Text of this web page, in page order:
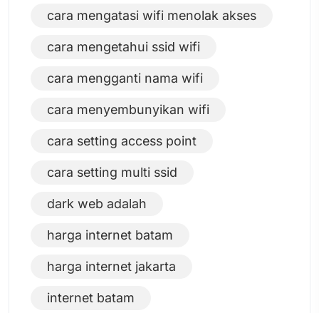
cara mengatasi wifi menolak akses
cara mengetahui ssid wifi
cara mengganti nama wifi
cara menyembunyikan wifi
cara setting access point
cara setting multi ssid
dark web adalah
harga internet batam
harga internet jakarta
internet batam